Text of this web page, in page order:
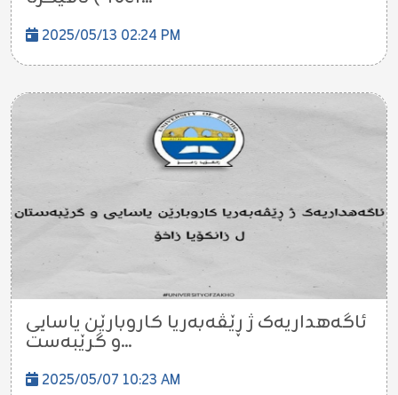
2025/05/13 02:24 PM
ئاگەهداریەک ژ ڕێڤەبەریا کاروبارێن یاسایی
و گرێبەست...
2025/05/07 10:23 AM